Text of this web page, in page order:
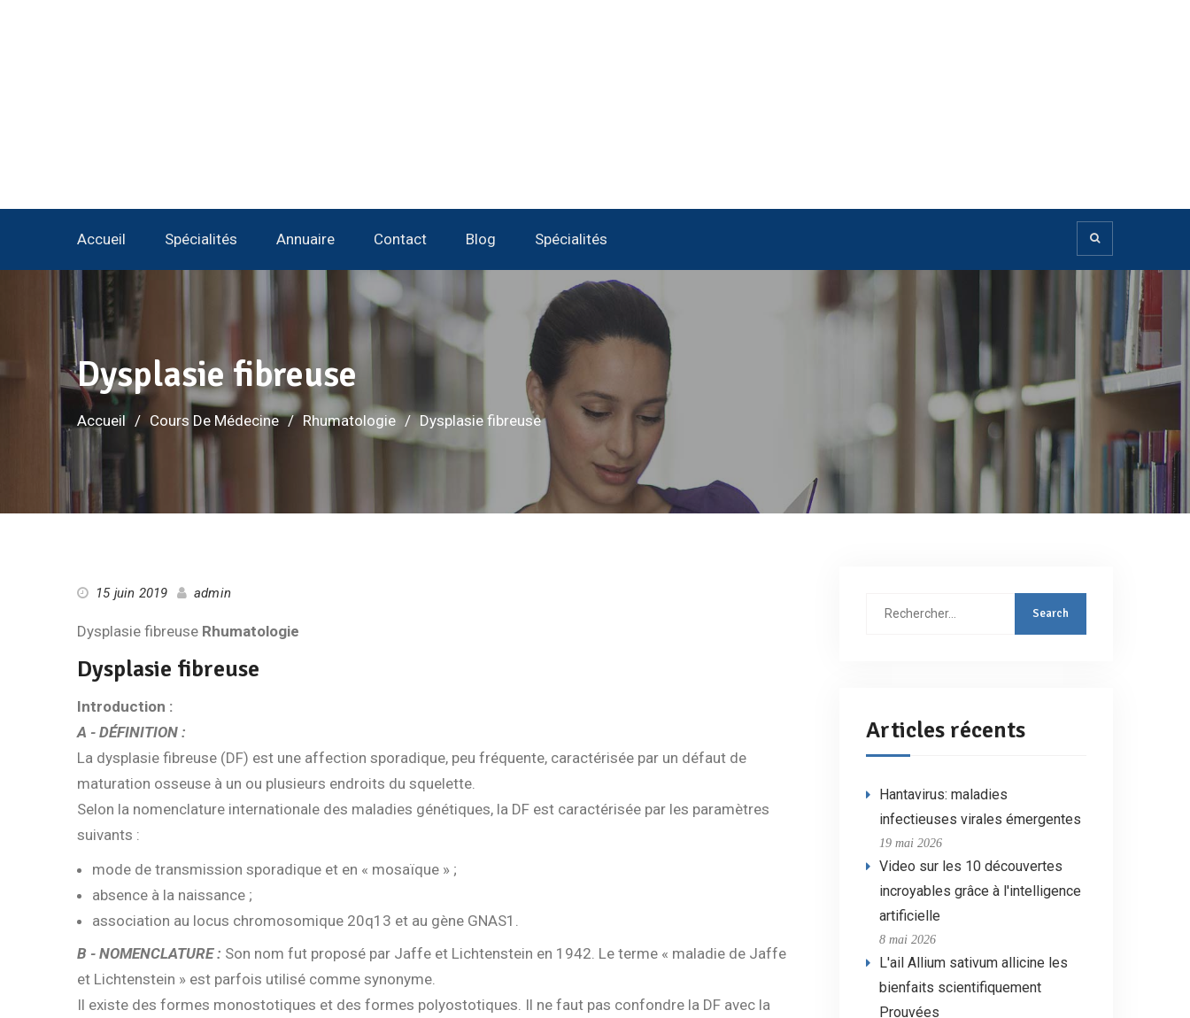
Accueil Spécialités Annuaire Contact Blog Spécialités
Dysplasie fibreuse
Accueil Cours De Médecine Rhumatologie Dysplasie fibreuse
15 juin 2019 admin
Dysplasie fibreuse Rhumatologie
Dysplasie fibreuse
Introduction :
A - DÉFINITION :
La dysplasie fibreuse (DF) est une affection sporadique, peu fréquente, caractérisée par un défaut de
maturation osseuse à un ou plusieurs endroits du squelette.
Selon la nomenclature internationale des maladies génétiques, la DF est caractérisée par les paramètres
suivants :
mode de transmission sporadique et en « mosaïque » ;
absence à la naissance ;
association au locus chromosomique 20q13 et au gène GNAS1.
B - NOMENCLATURE : Son nom fut proposé par Jaffe et Lichtenstein en 1942. Le terme « maladie de Jaffe
et Lichtenstein » est parfois utilisé comme synonyme.
Il existe des formes monostotiques et des formes polyostotiques. Il ne faut pas confondre la DF avec la
Rechercher
Articles récents
Hantavirus: maladies
infectieuses virales émergentes
19 mai 2026
Video sur les 10 découvertes
incroyables grâce à l'intelligence
artificielle
8 mai 2026
L'ail Allium sativum allicine les
bienfaits scientifiquement
Prouvées